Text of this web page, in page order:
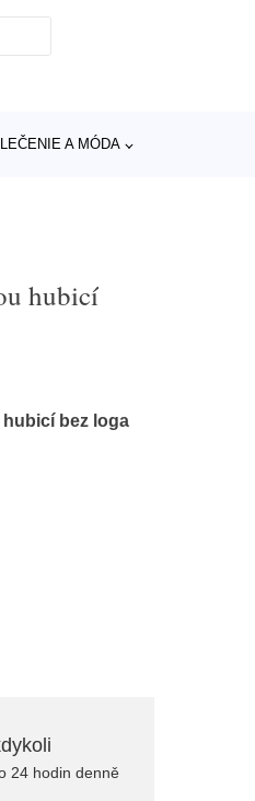
A MÓDA
hubicí
bez loga
24 hodin denně